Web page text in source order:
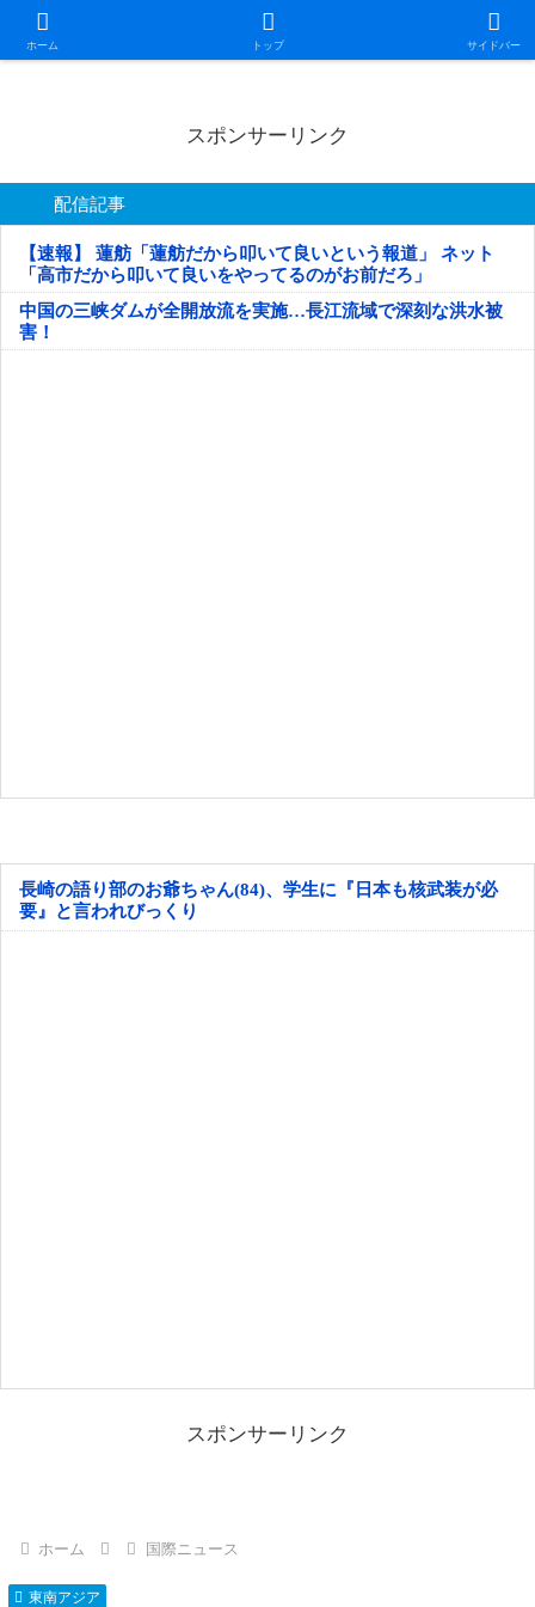
ホーム トップ サイドバー
日本第一！ニュース録
スポンサーリンク
配信記事
【速報】 蓮舫「蓮舫だから叩いて良いという報道」 ネット
「高市だから叩いて良いをやってるのがお前だろ」
中国の三峡ダムが全開放流を実施…長江流域で深刻な洪水被
害！
長崎の語り部のお爺ちゃん(84)、学生に『日本も核武装が必
要』と言われびっくり
スポンサーリンク
ホーム 国際ニュース
東南アジア